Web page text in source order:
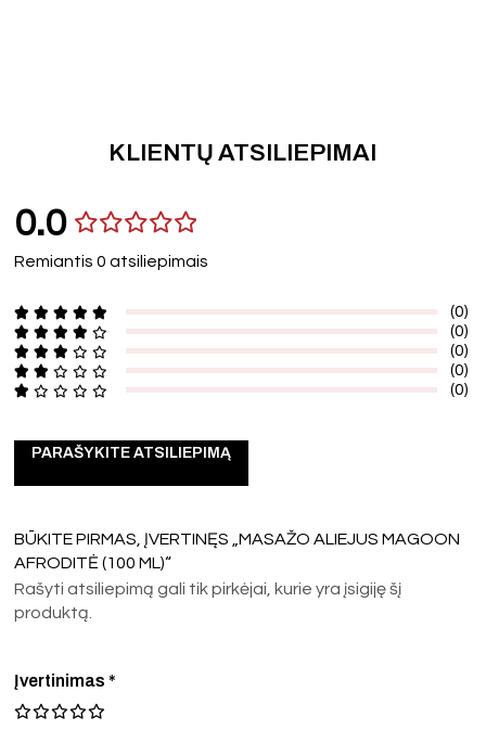
KLIENTŲ ATSILIEPIMAI
0.0
Remiantis 0 atsiliepimais
(0)
(0)
(0)
(0)
(0)
PARAŠYKITE ATSILIEPIMĄ
BŪKITE PIRMAS, ĮVERTINĘS „MASAŽO ALIEJUS MAGOON
AFRODITĖ (100 ML)“
Rašyti atsiliepimą gali tik pirkėjai, kurie yra įsigiję šį
produktą.
Įvertinimas*